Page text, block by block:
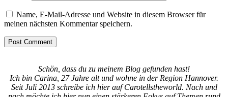
Name, E-Mail-Adresse und Website in diesem Browser für
meinen nächsten Kommentar speichern.
Schön, dass du zu meinem Blog gefunden hast!
Ich bin Carina, 27 Jahre alt und wohne in der Region Hannover.
Seit Juli 2013 schreibe ich hier auf Carotellstheworld. Nach und